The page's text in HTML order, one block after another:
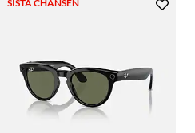
SISTA CHANSEN